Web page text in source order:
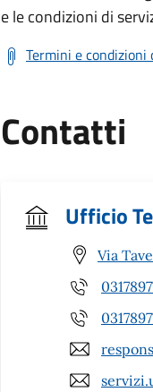
e le condizioni di
Termini e condizioni
Contatti
Ufficio
Via